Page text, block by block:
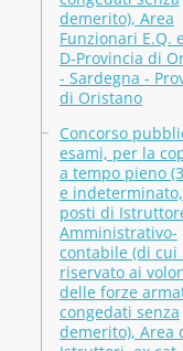
demerito), Area
Funzionari E.Q.
D-Provincia di
- Sardegna -
di Oristano
Concorso
esami, per la
a tempo pieno
e
posti di
Amministrativo-
contabile (di cui
riservato ai
delle forze
congedati senza
demerito), Area